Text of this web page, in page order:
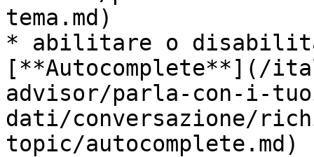
tema.md)
* abilitare o
[**Autocomplete**](/
advisor/parla-con-i-
dati/conversazione/
topic/autocomplete.md)